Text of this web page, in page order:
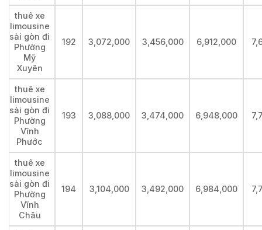
thuê xe
limousine
sài gòn đi
Phường
Mỹ
Xuyên
192 3,072,000 3,456,000 6,912,000
thuê xe
limousine
sài gòn đi
Phường
Vĩnh
Phước
193 3,088,000 3,474,000 6,948,000
thuê xe
limousine
sài gòn đi
Phường
Vĩnh
Châu
194 3,104,000 3,492,000 6,984,000